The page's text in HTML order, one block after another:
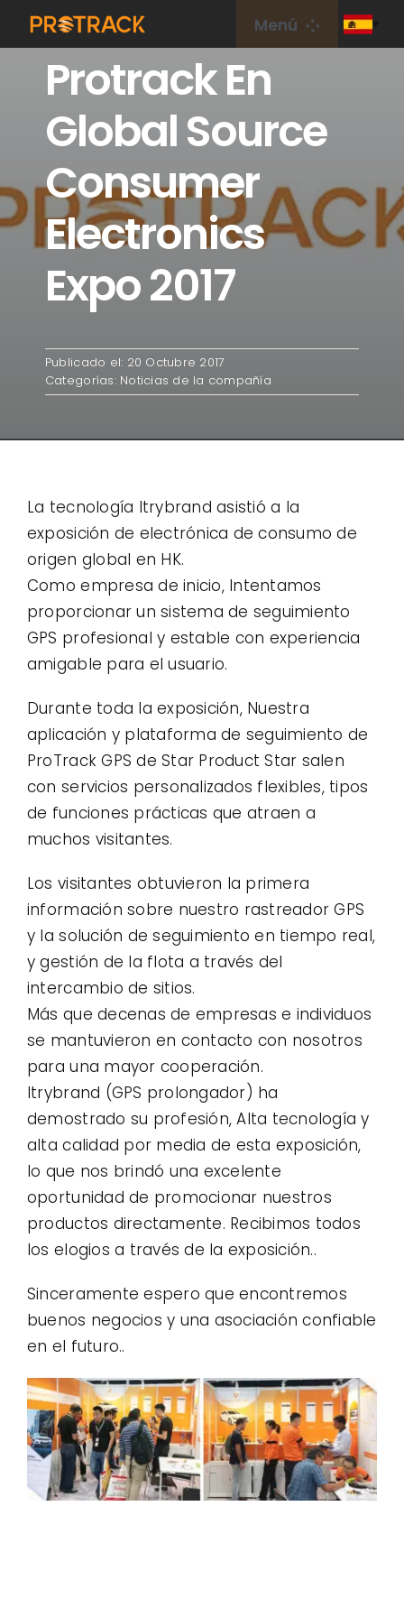
saltar
contenido
Menú
Hogar
Rastreador de GPS
Plataforma GPS
Tarjeta IoT
cobertura
Sobre nosotros
Contacto
Protrack En
Global Source
Consumer
Electronics
Expo 2017
Publicado el: 20 Octubre 2017
Categorías: Noticias de la compañía
La tecnología Itrybrand asistió a la
exposición de electrónica de consumo de
origen global en HK.
Como empresa de inicio, Intentamos
proporcionar un sistema de seguimiento
GPS profesional y estable con experiencia
amigable para el usuario.
Durante toda la exposición, Nuestra
aplicación y plataforma de seguimiento de
ProTrack GPS de Star Product Star salen
con servicios personalizados flexibles, tipos
de funciones prácticas que atraen a
muchos visitantes.
Los visitantes obtuvieron la primera
información sobre nuestro rastreador GPS
y la solución de seguimiento en tiempo real,
y gestión de la flota a través del
intercambio de sitios.
Más que decenas de empresas e individuos
se mantuvieron en contacto con nosotros
para una mayor cooperación.
Itrybrand (GPS prolongador) ha
demostrado su profesión, Alta tecnología y
alta calidad por media de esta exposición,
lo que nos brindó una excelente
oportunidad de promocionar nuestros
productos directamente. Recibimos todos
los elogios a través de la exposición..
Sinceramente espero que encontremos
buenos negocios y una asociación confiable
en el futuro..